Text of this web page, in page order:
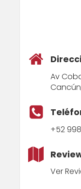
Av
+52
Ver